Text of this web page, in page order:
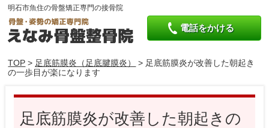
明石市魚住の骨盤矯正専門の接骨院
電話をかける
TOP > 足底筋膜炎（足底腱膜炎）
> 足底筋膜炎が改善した朝起き
の一歩目が楽になります
足底筋膜炎が改善した朝起きの